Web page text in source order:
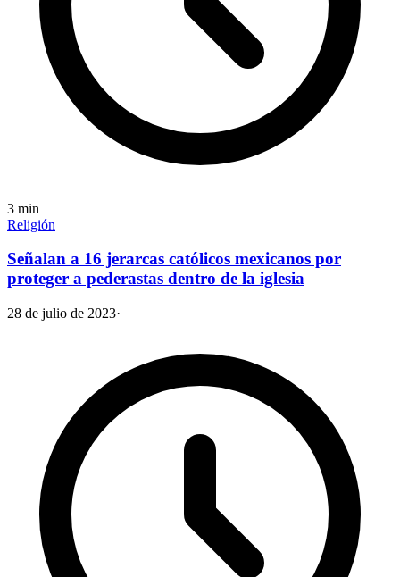
3 min
Religión
Señalan a 16 jerarcas católicos mexicanos por
proteger a pederastas dentro de la iglesia
28 de julio de 2023·